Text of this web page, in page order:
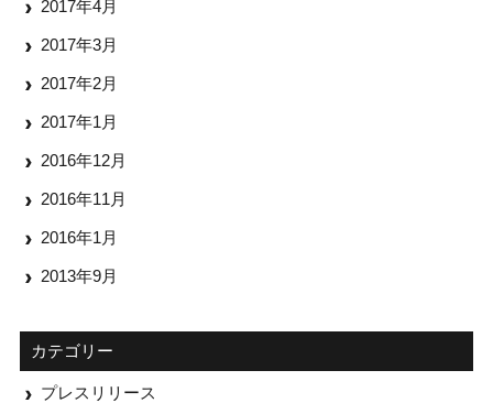
2017年4月
2017年3月
2017年2月
2017年1月
2016年12月
2016年11月
2016年1月
2013年9月
カテゴリー
プレスリリース